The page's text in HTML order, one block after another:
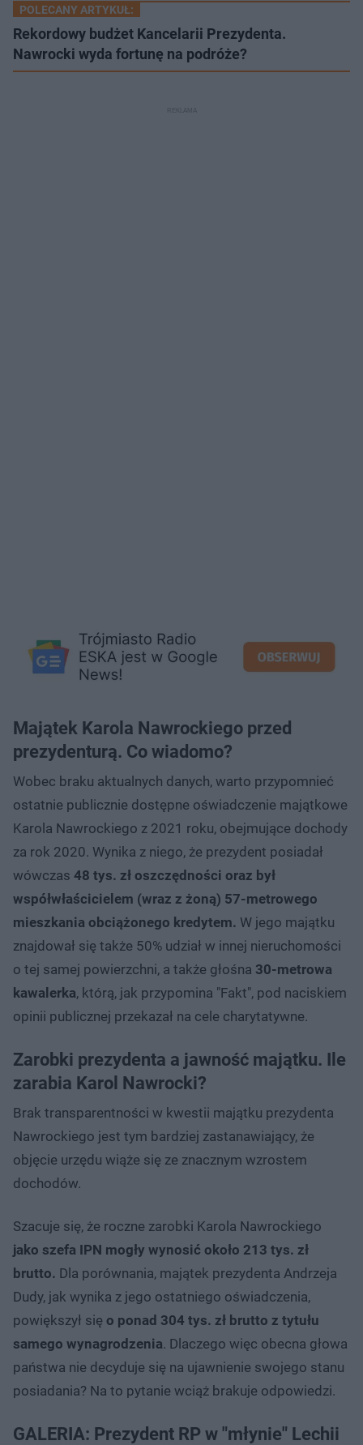
POLECANY ARTYKUŁ:
Rekordowy budżet Kancelarii Prezydenta.
Nawrocki wyda fortunę na podróże?
Majątek Karola Nawrockiego przed
prezydenturą. Co wiadomo?
Wobec braku aktualnych danych, warto przypomnieć
ostatnie publicznie dostępne oświadczenie majątkowe
Karola Nawrockiego z 2021 roku, obejmujące dochody
za rok 2020. Wynika z niego, że prezydent posiadał
wówczas 48 tys. zł oszczędności oraz był
współwłaścicielem (wraz z żoną) 57-metrowego
mieszkania obciążonego kredytem. W jego majątku
znajdował się także 50% udział w innej nieruchomości
o tej samej powierzchni, a także głośna 30-metrowa
kawalerka, którą, jak przypomina "Fakt", pod naciskiem
opinii publicznej przekazał na cele charytatywne.
Zarobki prezydenta a jawność majątku. Ile
zarabia Karol Nawrocki?
Brak transparentności w kwestii majątku prezydenta
Nawrockiego jest tym bardziej zastanawiający, że
objęcie urzędu wiąże się ze znacznym wzrostem
dochodów.
Szacuje się, że roczne zarobki Karola Nawrockiego
jako szefa IPN mogły wynosić około 213 tys. zł
brutto. Dla porównania, majątek prezydenta Andrzeja
Dudy, jak wynika z jego ostatniego oświadczenia,
powiększył się o ponad 304 tys. zł brutto z tytułu
samego wynagrodzenia. Dlaczego więc obecna głowa
państwa nie decyduje się na ujawnienie swojego stanu
posiadania? Na to pytanie wciąż brakuje odpowiedzi.
GALERIA: Prezydent RP w "młynie" Lechii